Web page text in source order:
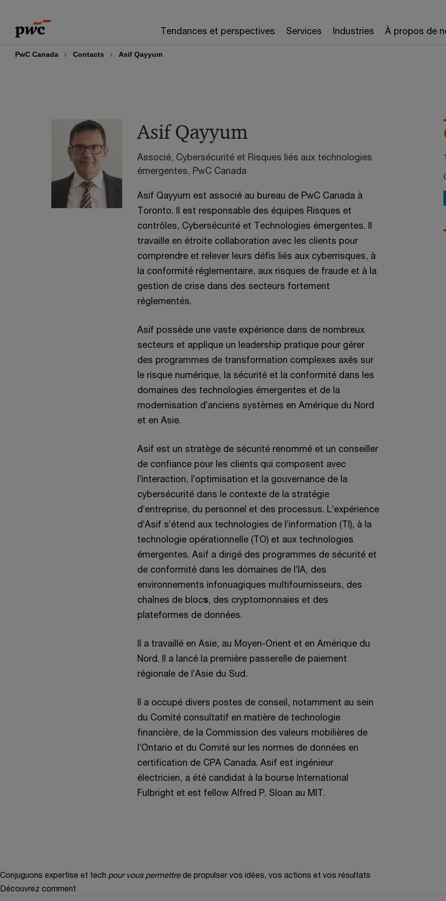
content
footer
Tendances et perspectives Services Industries À propos de
PwC Canada Contacts Asif Qayyum
Asif Qayyum
Associé, Cybersécurité et Risques liés aux technologies
émergentes, PwC Canada
Asif Qayyum est associé au bureau de PwC Canada à
Toronto. Il est responsable des équipes Risques et
contrôles, Cybersécurité et Technologies émergentes. Il
travaille en étroite collaboration avec les clients pour
comprendre et relever leurs défis liés aux cyberrisques, à
la conformité réglementaire, aux risques de fraude et à la
gestion de crise dans des secteurs fortement
réglementés.
Asif possède une vaste expérience dans de nombreux
secteurs et applique un leadership pratique pour gérer
des programmes de transformation complexes axés sur
le risque numérique, la sécurité et la conformité dans les
domaines des technologies émergentes et de la
modernisation d’anciens systèmes en Amérique du Nord
et en Asie.
Asif est un stratège de sécurité renommé et un conseiller
de confiance pour les clients qui composent avec
l’interaction, l’optimisation et la gouvernance de la
cybersécurité dans le contexte de la stratégie
d’entreprise, du personnel et des processus. L’expérience
d’Asif s’étend aux technologies de l’information (TI), à la
technologie opérationnelle (TO) et aux technologies
émergentes. Asif a dirigé des programmes de sécurité et
de conformité dans les domaines de l’IA, des
environnements infonuagiques multifournisseurs, des
chaînes de blocs, des cryptomonnaies et des
plateformes de données.
Il a travaillé en Asie, au Moyen-Orient et en Amérique du
Nord. Il a lancé la première passerelle de paiement
régionale de l’Asie du Sud.
Il a occupé divers postes de conseil, notamment au sein
du Comité consultatif en matière de technologie
financière, de la Commission des valeurs mobilières de
l’Ontario et du Comité sur les normes de données en
certification de CPA Canada. Asif est ingénieur
électricien, a été candidat à la bourse International
Fulbright et est fellow Alfred P. Sloan au MIT.
Conjuguons expertise et tech pour vous permettre de propulser vos idées, vos actions et vos résultats
Découvrez comment